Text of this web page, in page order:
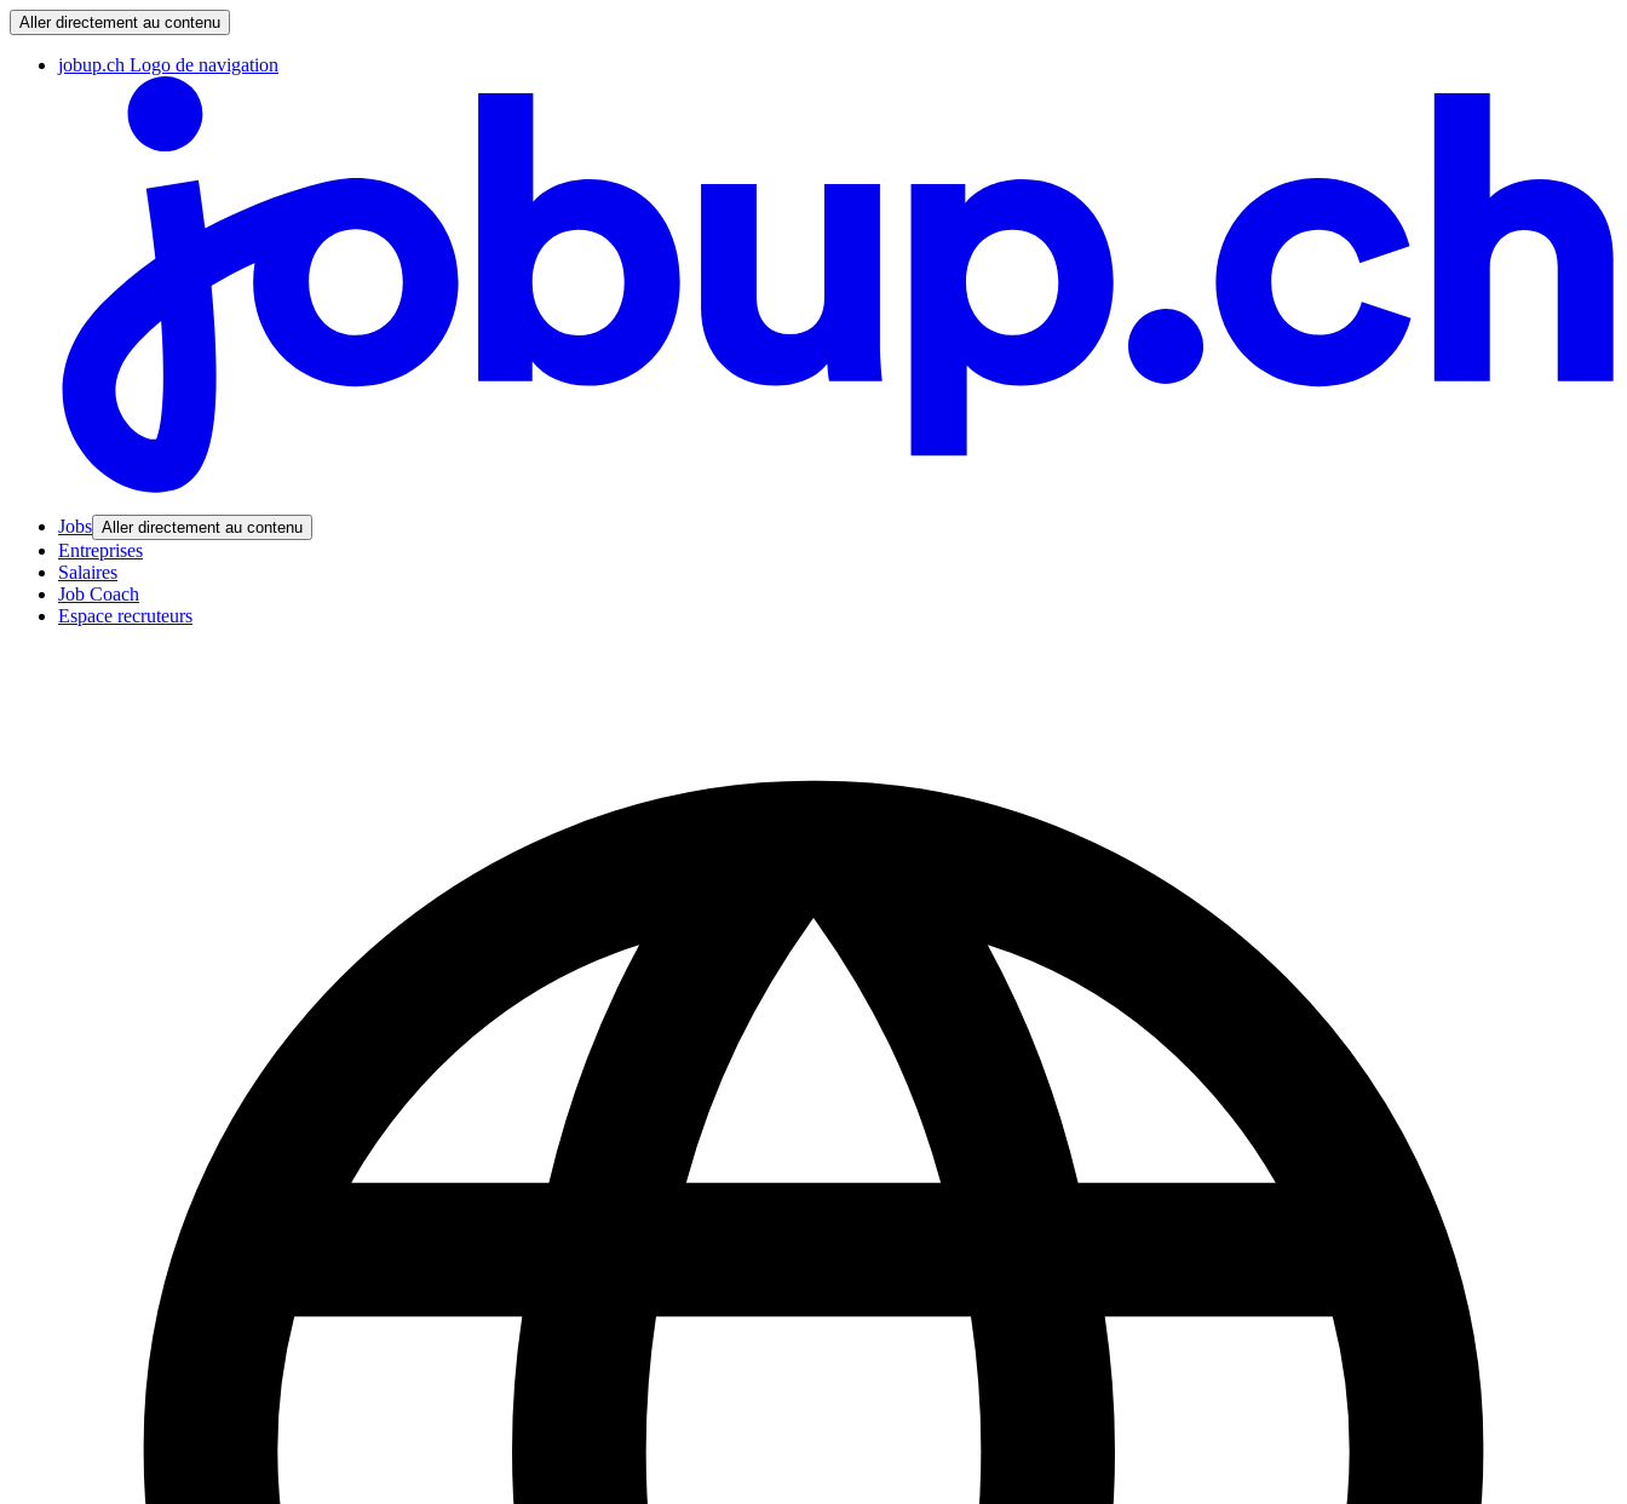
Aller directement au contenu
jobup.ch Logo de navigation
Jobs Aller directement au contenu
Entreprises
Salaires
Job Coach
Espace recruteurs